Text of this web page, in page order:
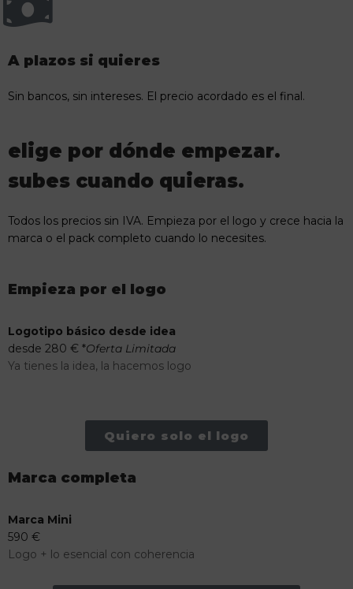
A plazos si quieres
Sin bancos, sin intereses. El precio acordado es el final.
elige por dónde empezar.
subes cuando quieras.
Todos los precios sin IVA. Empieza por el logo y crece hacia la
marca o el pack completo cuando lo necesites.
Empieza por el logo
Logotipo básico desde idea
desde 280 € *Oferta Limitada
Ya tienes la idea, la hacemos logo
Quiero solo el logo
Marca completa
Marca Mini
590 €
Logo + lo esencial con coherencia